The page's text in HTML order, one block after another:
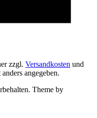
zzgl. Versandkosten und
angegeben.
Theme by